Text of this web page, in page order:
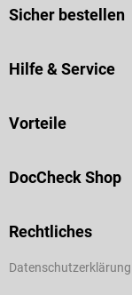
Sicher bestellen
Hilfe & Service
Vorteile
DocCheck Shop
Rechtliches
Datenschutzerklärung